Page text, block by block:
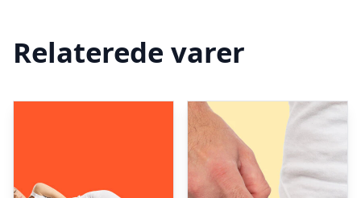
Relaterede varer